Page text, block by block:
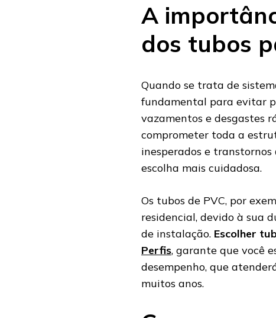
A
dos tubos
Quando se trata de
fundamental para evitar
vazamentos e desgastes
comprometer toda a
inesperados e
escolha mais cuidadosa.
Os tubos de PVC, por
residencial, devido à sua
de instalação. Escolher
Perfis, garante que você
desempenho, que
muitos anos.